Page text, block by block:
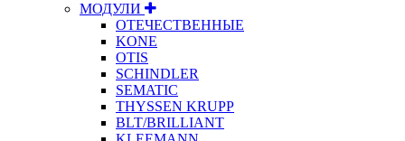
МОДУЛИ
ОТЕЧЕСТВЕННЫЕ
KONE
OTIS
SCHINDLER
SEMATIC
THYSSEN KRUPP
BLT/BRILLIANT